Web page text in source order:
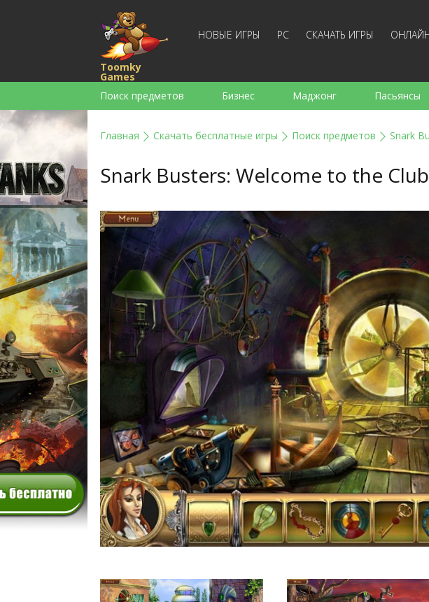
Toomky
Games
НОВЫЕ ИГРЫ PC СКАЧАТЬ ИГРЫ
Поиск предметов Бизнес Маджонг Пасьянсы
Слова
Главная Скачать бесплатные игры Поиск предметов Snark
Snark Busters: Welcome to the Club